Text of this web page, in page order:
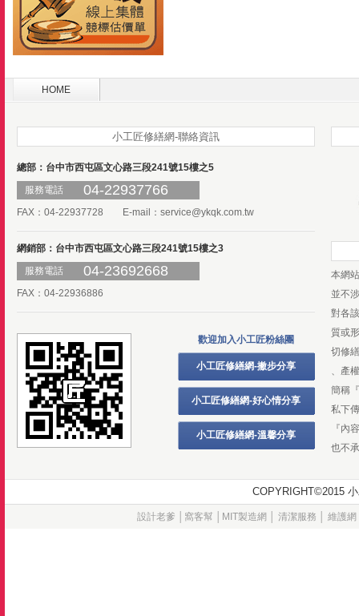
HOME
小工匠修繕網-聯絡資訊
總部：台中市西屯區文心路三段241號15樓之5
服務電話
04-22937766
FAX：04-22937728 E-mail： service@ykqk.com.tw
網銷部：台中市西屯區文心路三段241號15樓之3
服務電話
04-23692668
FAX：04-22936886
歡迎加入小工匠粉絲團
小工匠修繕網-撇步分享
小工匠修繕網-好心情分享
小工匠修繕網-溫馨分享
本網
並不
對各
質或
切修
、產
簡稱
私下
『內
也不
設計老爹 窩客幫│ MIT製造網 清潔服務 維護網